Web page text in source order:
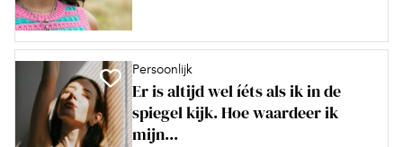
Persoonlijk
Er is altijd wel íéts als ik in de
spiegel kijk. Hoe waardeer ik
mijn...